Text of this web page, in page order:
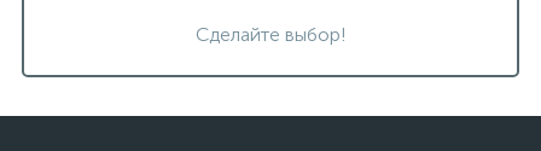
Сделайте выбор!